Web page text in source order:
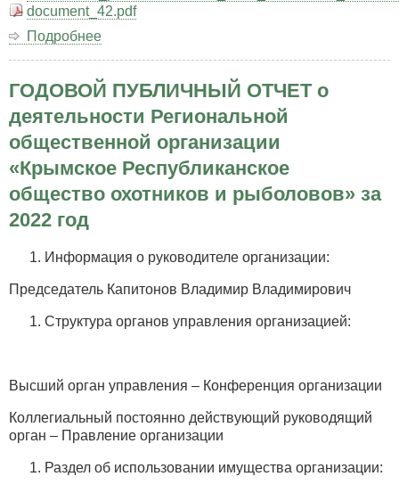
document_42.pdf
Подробнее
собак
охотничьих
пород!
ГОДОВОЙ ПУБЛИЧНЫЙ ОТЧЕТ о
деятельности Региональной
общественной организации
«Крымское Республиканское
общество охотников и рыболовов» за
2022 год
Информация о руководителе организации:
Председатель Капитонов Владимир Владимирович
Структура органов управления организацией:
Высший орган управления – Конференция организации
Коллегиальный постоянно действующий руководящий
орган – Правление организации
Раздел об использовании имущества организации: